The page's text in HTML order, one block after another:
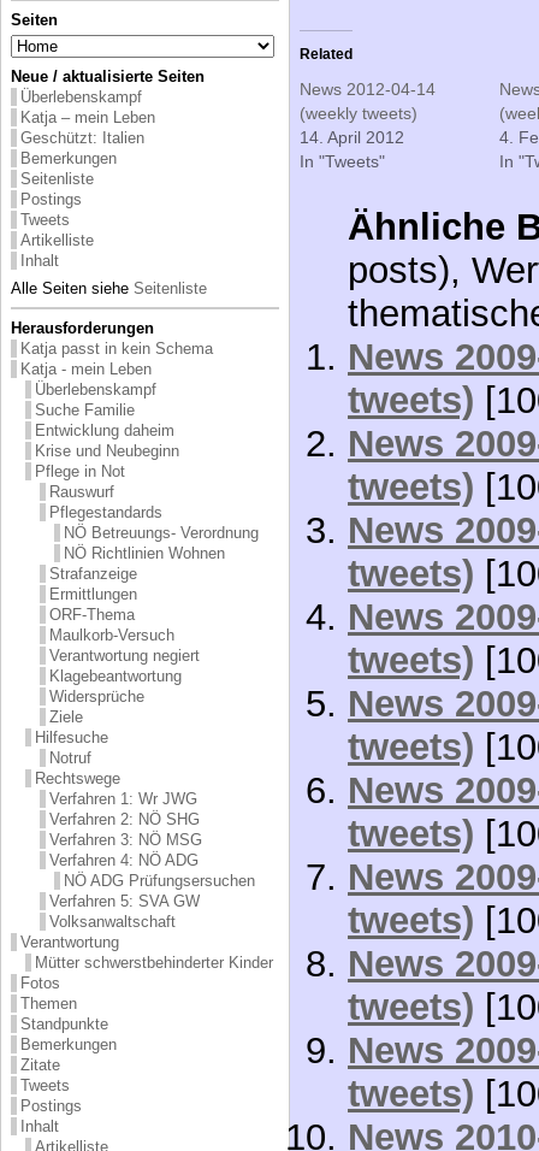
Seiten
Neue / aktualisierte Seiten
Überlebenskampf
Katja – mein Leben
Geschützt: Italien
Bemerkungen
Seitenliste
Postings
Tweets
Artikelliste
Inhalt
Alle Seiten siehe Seitenliste
Herausforderungen
Katja passt in kein Schema
Katja - mein Leben
Überlebenskampf
Suche Familie
Entwicklung daheim
Krise und Neubeginn
Pflege in Not
Rauswurf
Pflegestandards
NÖ Betreuungs- Verordnung
NÖ Richtlinien Wohnen
Strafanzeige
Ermittlungen
ORF-Thema
Maulkorb-Versuch
Verantwortung negiert
Klagebeantwortung
Widersprüche
Ziele
Hilfesuche
Notruf
Rechtswege
Verfahren 1: Wr JWG
Verfahren 2: NÖ SHG
Verfahren 3: NÖ MSG
Verfahren 4: NÖ ADG
NÖ ADG Prüfungsersuchen
Verfahren 5: SVA GW
Volksanwaltschaft
Verantwortung
Mütter schwerstbehinderter Kinder
Fotos
Themen
Standpunkte
Bemerkungen
Zitate
Tweets
Postings
Inhalt
Artikelliste
Related
News 2012-04-14
(weekly tweets)
14. April 2012
In "Tweets"
4.
In
Ähnliche
posts),
News
tweets)
News
tweets)
News
tweets)
News
tweets)
News
tweets)
News
tweets)
News
tweets)
News
tweets)
News
tweets)
News